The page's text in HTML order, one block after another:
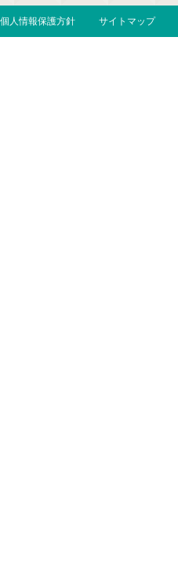
個人情報保護方針 サイトマップ